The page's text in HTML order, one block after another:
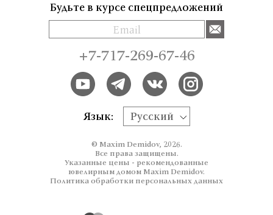
Будьте в курсе спецпредложений
+7-717-269-67-46
Язык: Русский
© Maxim Demidov, 2026.
Все права защищены.
Указанные цены - рекомендованные
ювелирным домом Maxim Demidov.
Политика обработки персональных данных